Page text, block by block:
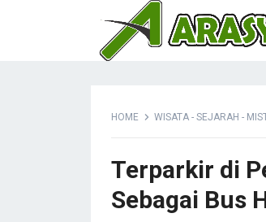
HOME WISATA - SEJARAH -
Terparkir di
Sebagai Bus